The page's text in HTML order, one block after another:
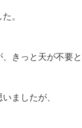
。
きっと天が不要
ましたが、